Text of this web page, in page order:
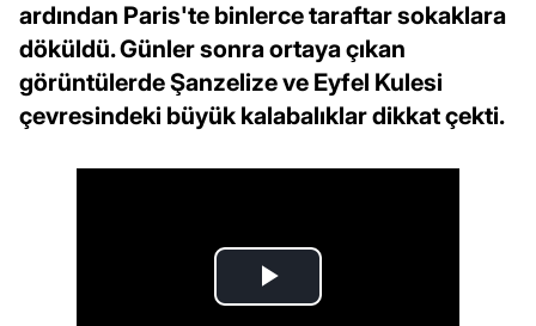
ardından Paris'te binlerce taraftar sokaklara
döküldü. Günler sonra ortaya çıkan
görüntülerde Şanzelize ve Eyfel Kulesi
çevresindeki büyük kalabalıklar dikkat çekti.